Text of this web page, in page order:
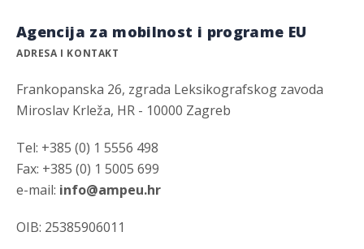
Agencija za mobilnost i programe EU
ADRESA I KONTAKT
Frankopanska 26, zgrada Leksikografskog zavoda
Miroslav Krleža, HR - 10000 Zagreb
Tel: +385 (0) 1 5556 498
Fax: +385 (0) 1 5005 699
e-mail: info@ampeu.hr
OIB: 25385906011